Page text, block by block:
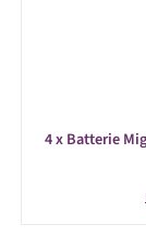
4 x Batterie